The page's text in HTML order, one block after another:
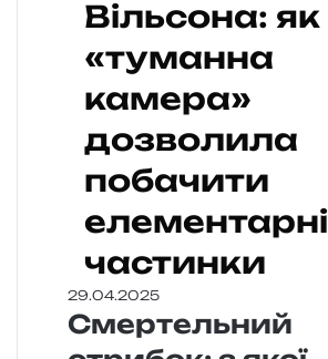
Вільсона: як
«туманна
камера»
дозволила
побачити
елементарні
частинки
29.04.2025
Смертельний